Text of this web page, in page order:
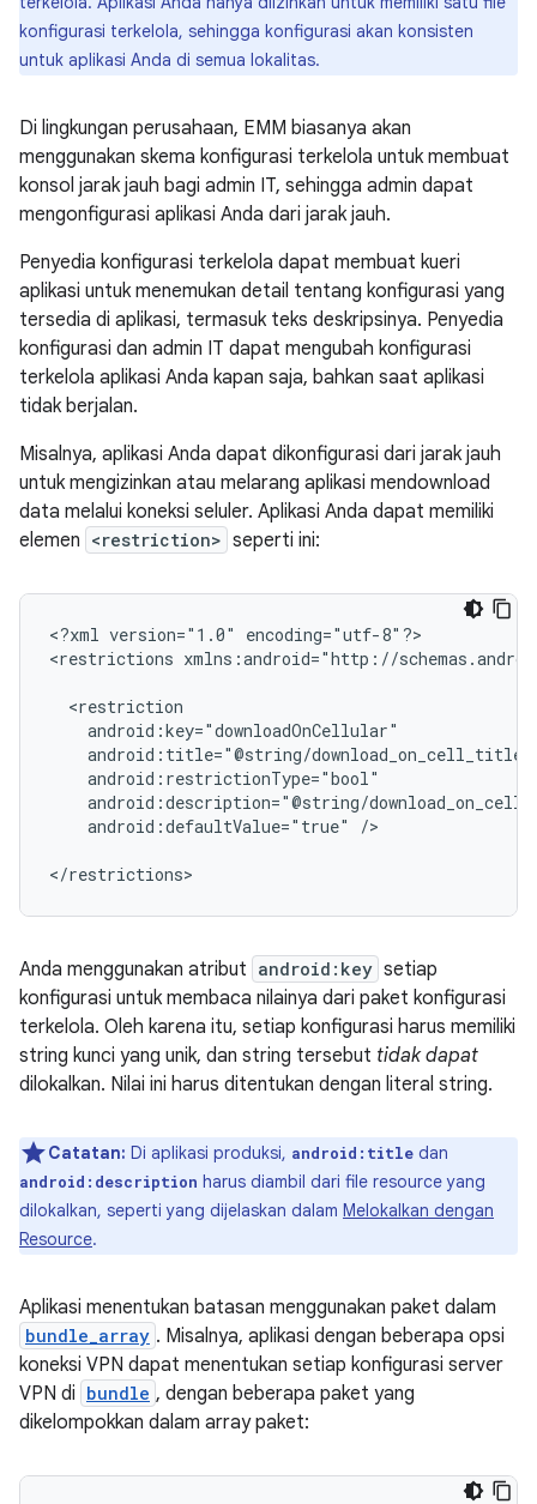
konfigurasi terkelola, sehingga konfigurasi akan konsisten
untuk aplikasi Anda di semua lokalitas.
Di lingkungan perusahaan, EMM biasanya akan
menggunakan skema konfigurasi terkelola untuk membuat
konsol jarak jauh bagi admin IT, sehingga admin dapat
mengonfigurasi aplikasi Anda dari jarak jauh.
Penyedia konfigurasi terkelola dapat membuat kueri
aplikasi untuk menemukan detail tentang konfigurasi yang
tersedia di aplikasi, termasuk teks deskripsinya. Penyedia
konfigurasi dan admin IT dapat mengubah konfigurasi
terkelola aplikasi Anda kapan saja, bahkan saat aplikasi
tidak berjalan.
Misalnya, aplikasi Anda dapat dikonfigurasi dari jarak jauh
untuk mengizinkan atau melarang aplikasi mendownload
data melalui koneksi seluler. Aplikasi Anda dapat memiliki
elemen <restriction> seperti ini:
<?xml version="1.0"
encoding="utf-8"?>
<restrictions xmlns:android="http://
android:defaultValue="true" />
</restrictions>
Anda menggunakan atribut android:key setiap
konfigurasi untuk membaca nilainya dari paket konfigurasi
terkelola. Oleh karena itu, setiap konfigurasi harus memiliki
string kunci yang unik, dan string tersebut tidak dapat
dilokalkan. Nilai ini harus ditentukan dengan literal string.
Catatan: Di aplikasi produksi, android:title dan
android:description harus diambil dari file resource yang
dilokalkan, seperti yang dijelaskan dalam Melokalkan dengan
Resource.
Aplikasi menentukan batasan menggunakan paket dalam
bundle_array . Misalnya, aplikasi dengan beberapa opsi
koneksi VPN dapat menentukan setiap konfigurasi server
VPN di bundle , dengan beberapa paket yang
dikelompokkan dalam array paket: